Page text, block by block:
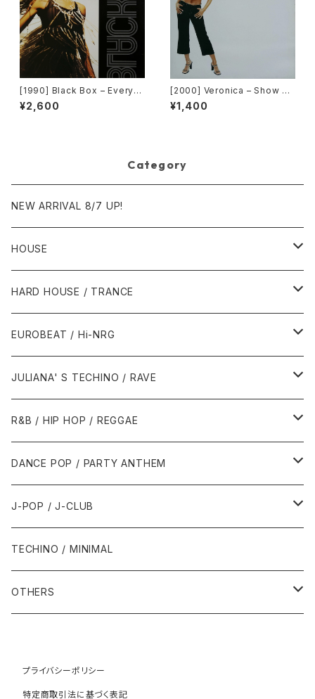
[1990] Black Box – Everyb
ody, Everybody [Deconstr
uction]
¥2,600
[2000] Veronica – Show M
e Love [Urbanstar]
¥1,400
Category
NEW ARRIVAL 8/7 UP!
HOUSE
1980年代
1987年・以前
1988年
1990年代
1990年
1991年
1995年
1996年
1998年
2000年代
2000年
2001年
2005年
2010年代
2010年
2011年
HARD HOUSE / TRANCE
1990年代
1994年・以前
1995年
1999年
2000年代
2000年
2001年
2005年
EUROBEAT / Hi-NRG
1980年代
1986年・以前
1987年
1990年代
1990年
1991年
2000年代
JULIANA' S TECHINO / RAVE
1990年代
1990年
1991年
2000年代
2000年
2001年
R&B / HIP HOP / REGGAE
1980年代
1985年・以前
1986年
1990年代
1990年
1991年
1993年
2000年代
2000年
2002年
DANCE POP / PARTY ANTHEM
1980年代
1988年・以前
1989年
1990年代
1990年
1992年
2000年代
2001年
J-POP / J-CLUB
1980年代
1990年代
1991年
2000年
TECHINO / MINIMAL
OTHERS
1985年・以前
1990年代
プライバシーポリシー
特定商取引法に基づく表記